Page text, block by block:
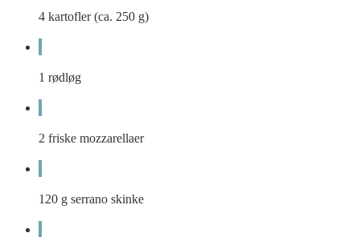
4 kartofler (ca. 250 g)
1 rødløg
2 friske mozzarellaer
120 g serrano skinke